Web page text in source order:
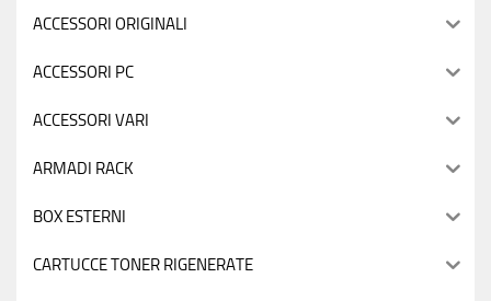
ACCESSORI ORIGINALI
ACCESSORI PC
ACCESSORI VARI
ARMADI RACK
BOX ESTERNI
CARTUCCE TONER RIGENERATE